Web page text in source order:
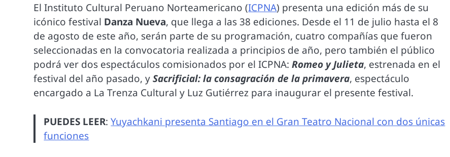
El Instituto Cultural Peruano Norteamericano (ICPNA) presenta una edición más de su
icónico festival Danza Nueva, que llega a las 38 ediciones. Desde el 11 de julio hasta el 8
de agosto de este año, serán parte de su programación, cuatro compañías que fueron
seleccionadas en la convocatoria realizada a principios de año, pero también el público
podrá ver dos espectáculos comisionados por el ICPNA:Romeo y Julieta, estrenada en el
festival del año pasado, ySacrificial: la consagración de la primavera, espectáculo
encargado a La Trenza Cultural y Luz Gutiérrez para inaugurar el presente festival.
PUEDES LEER:Yuyachkani presenta Santiago en el Gran Teatro Nacional con dos únicas
funciones